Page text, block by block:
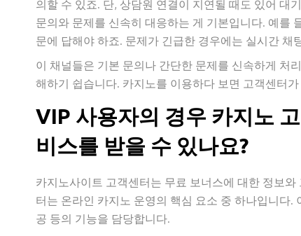
의할 수 있죠. 단, 상담원 연결이 지연될 때도 있어 대
문의와 문제를 신속히 대응하는 게 기본입니다. 예를
문에 답해야 하죠. 문제가 긴급한 경우에는 실시간 채
이 채널들은 기본 문의나 간단한 문제를 신속하게 처
해하기 쉽습니다. 카지노를 이용하다 보면 고객센터
VIP 사용자의 경우 카지노
비스를 받을 수 있나요?
카지노사이트 고객센터는 무료 보너스에 대한 정보
터는 온라인 카지노 운영의 핵심 요소 중 하나입니다.
공 등의 기능을 담당합니다.